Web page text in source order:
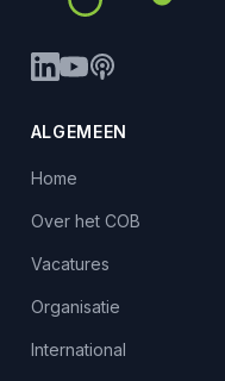
ALGEMEEN
Home
Over het COB
Vacatures
Organisatie
International